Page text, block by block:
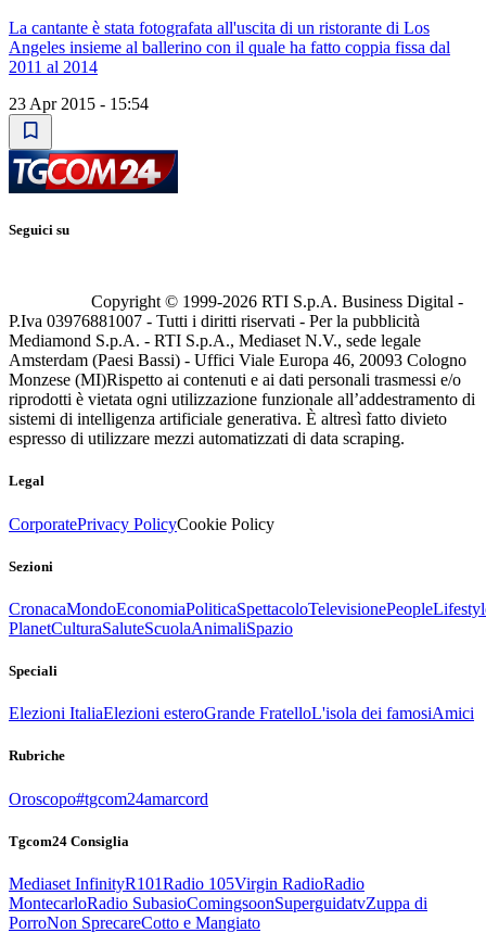
La cantante è stata fotografata all'uscita di un ristorante di Los
Angeles insieme al ballerino con il quale ha fatto coppia fissa dal
2011 al 2014
23 Apr 2015 - 15:54
Seguici su
Copyright © 1999-2026 RTI S.p.A. Business Digital -
P.Iva 03976881007 - Tutti i diritti riservati - Per la pubblicità
Mediamond S.p.A. - RTI S.p.A., Mediaset N.V., sede legale
Amsterdam (Paesi Bassi) - Uffici Viale Europa 46, 20093 Cologno
Monzese (MI)Rispetto ai contenuti e ai dati personali trasmessi e/o
riprodotti è vietata ogni utilizzazione funzionale all’addestramento di
sistemi di intelligenza artificiale generativa. È altresì fatto divieto
espresso di utilizzare mezzi automatizzati di data scraping.
Legal
CorporatePrivacy PolicyCookie Policy
Sezioni
CronacaMondoEconomiaPoliticaSpettacoloTelevisionePeople
PlanetCulturaSaluteScuolaAnimaliSpazio
Speciali
Elezioni ItaliaElezioni esteroGrande FratelloL'isola dei famosiAmici
Rubriche
Oroscopo#tgcom24amarcord
Tgcom24 Consiglia
Mediaset InfinityR101Radio 105Virgin RadioRadio
MontecarloRadio SubasioComingsoonSuperguidatvZuppa di
PorroNon SprecareCotto e Mangiato